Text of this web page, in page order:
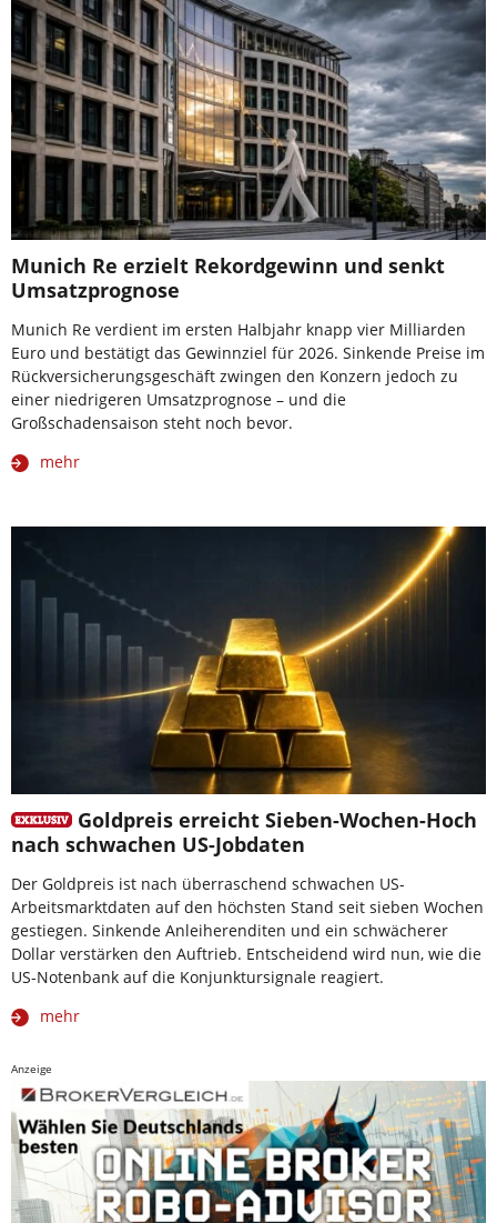
Munich Re erzielt Rekordgewinn und senkt
Umsatzprognose
Munich Re verdient im ersten Halbjahr knapp vier Milliarden
Euro und bestätigt das Gewinnziel für 2026. Sinkende Preise im
Rückversicherungsgeschäft zwingen den Konzern jedoch zu
einer niedrigeren Umsatzprognose – und die
Großschadensaison steht noch bevor.
mehr
Goldpreis erreicht Sieben-Wochen-Hoch
nach schwachen US-Jobdaten
Der Goldpreis ist nach überraschend schwachen US-
Arbeitsmarktdaten auf den höchsten Stand seit sieben Wochen
gestiegen. Sinkende Anleiherenditen und ein schwächerer
Dollar verstärken den Auftrieb. Entscheidend wird nun, wie die
US-Notenbank auf die Konjunktursignale reagiert.
mehr
Anzeige